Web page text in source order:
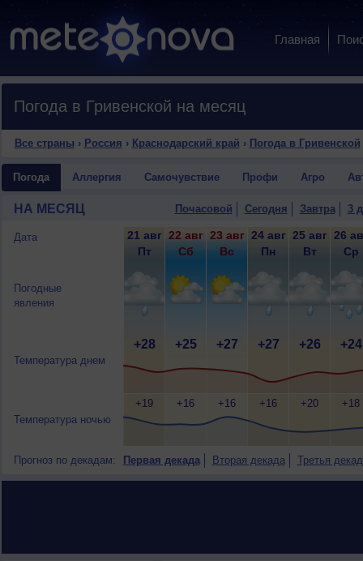
Главная
Погода в Гривенской на месяц
Все страны › Россия › Краснодарский край › Погода в Гривенской
Погода Аллергия Самочувствие Профи Агро
НА МЕСЯЦ Почасовой Сегодня Завтра 3
Дата
Погодные
явления
Температура днем
Температура ночью
21 авг
Пт
+28
+19
22 авг
Сб
+25
+16
23 авг
Вс
+27
+16
24 авг
Пн
+27
+16
25 авг
Вт
+26
+20
26
Ср
+24
+18
Прогноз по декадам: Первая декада Вторая декада Третья